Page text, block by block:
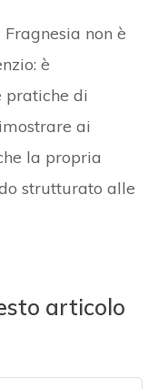
non è
è
pratiche di
ai
la propria
strutturato alle
articolo